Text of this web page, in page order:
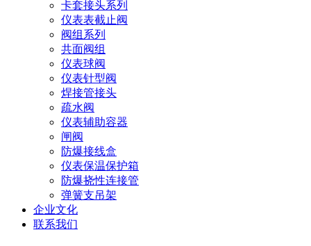
卡套接头系列
仪表表截止阀
阀组系列
共面阀组
仪表球阀
仪表针型阀
焊接管接头
疏水阀
仪表辅助容器
闸阀
防爆接线盒
仪表保温保护箱
防爆挠性连接管
弹簧支吊架
企业文化
联系我们